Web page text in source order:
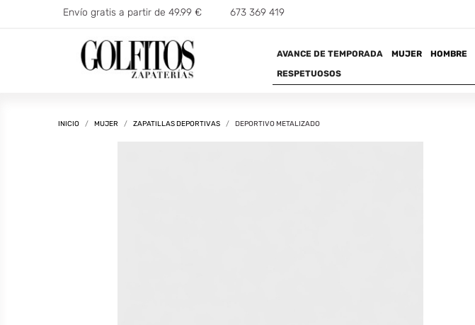
Envío gratis a partir de 49.99 € whatsapp
673 369 419
AVANCE DE TEMPORADA MUJER HOMBRE
RESPETUOSOS
INICIO MUJER ZAPATILLAS DEPORTIVAS DEPORTIVO METALIZADO